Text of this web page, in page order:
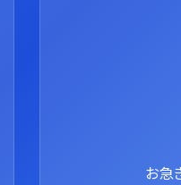
お急